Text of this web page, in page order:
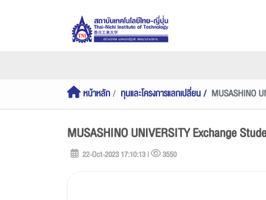
หน้าหลัก ทุนและโครงการแลกเปลี่ยน MUSASHINO
MUSASHINO UNIVERSITY Exchange
22-Oct-2023 17:10:13 | 3550